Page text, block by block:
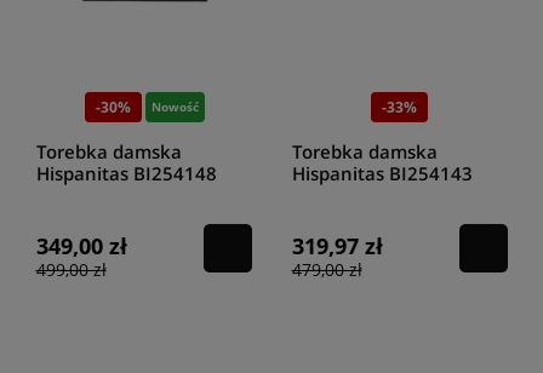
-30% Nowość
Torebka damska
Hispanitas BI254148
349,00 zł
499,00 zł
-33%
Torebka damska
Hispanitas BI254143
319,97 zł
479,00 zł